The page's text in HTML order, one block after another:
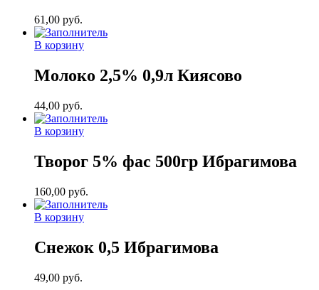
61,00 руб.
В корзину
Молоко 2,5% 0,9л Киясово
44,00 руб.
В корзину
Творог 5% фас 500гр Ибрагимова
160,00 руб.
В корзину
Снежок 0,5 Ибрагимова
49,00 руб.